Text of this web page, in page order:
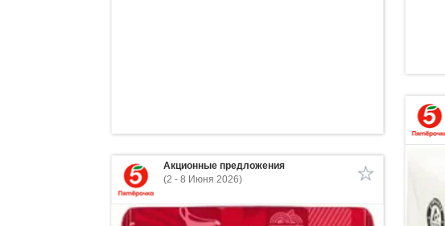
Акционные предложения
(2 - 8 Июня 2026)